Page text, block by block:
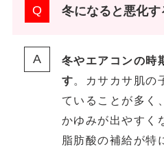
冬になると悪化す
冬やエアコンの時
す。カサカサ肌の
ていることが多く
かゆみが出やすく
脂肪酸の補給が特